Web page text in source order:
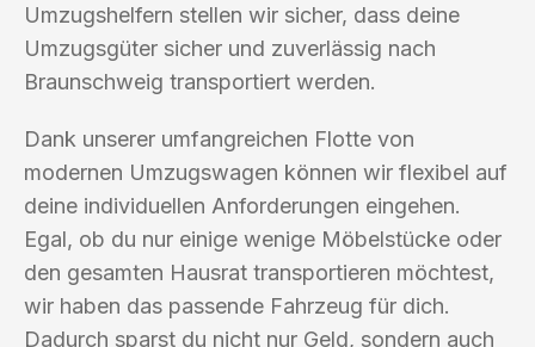
Umzugshelfern stellen wir sicher, dass deine
Umzugsgüter sicher und zuverlässig nach
Braunschweig transportiert werden.
Dank unserer umfangreichen Flotte von
modernen Umzugswagen können wir flexibel auf
deine individuellen Anforderungen eingehen.
Egal, ob du nur einige wenige Möbelstücke oder
den gesamten Hausrat transportieren möchtest,
wir haben das passende Fahrzeug für dich.
Dadurch sparst du nicht nur Geld, sondern auch